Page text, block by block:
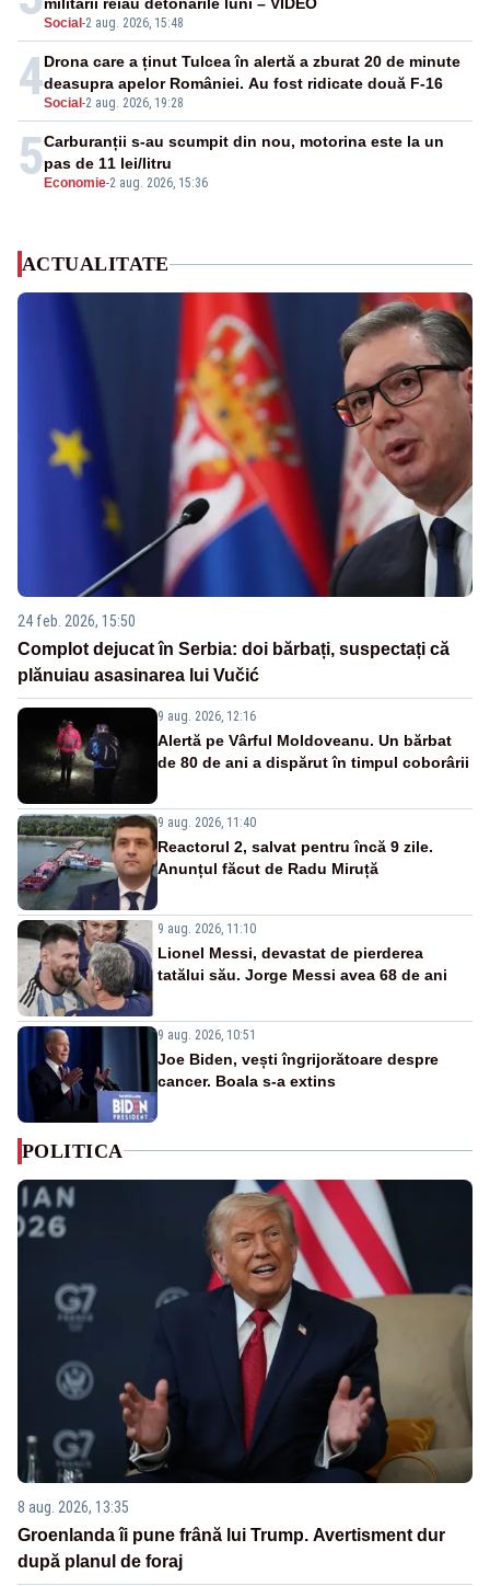
Social -2 aug. 2026, 15:48
4Social -2 aug. 2026, 19:28
Drona care a ținut Tulcea în alertă a zburat 20 de minute
deasupra apelor României. Au fost ridicate două F-16
5 Economie-2 aug. 2026, 15:36
Carburanții s-au scumpit din nou, motorina este la un
pas de 11 lei/litru
ACTUALITATE
24 feb. 2026, 15:50
Complot dejucat în Serbia: doi bărbați, suspectați că
plănuiau asasinarea lui Vučić
9 aug. 2026, 12:16
Alertă pe Vârful Moldoveanu. Un bărbat
de 80 de ani a dispărut în timpul coborârii
9 aug. 2026, 11:40
Reactorul 2, salvat pentru încă 9 zile.
Anunțul făcut de Radu Miruță
9 aug. 2026, 11:10
Lionel Messi, devastat de pierderea
tatălui său. Jorge Messi avea 68 de ani
9 aug. 2026, 10:51
Joe Biden, vești îngrijorătoare despre
cancer. Boala s-a extins
POLITICA
8 aug. 2026, 13:35
Groenlanda îi pune frână lui Trump. Avertisment dur
după planul de foraj